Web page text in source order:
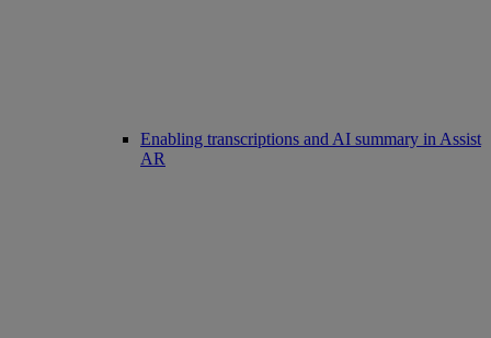
Enabling transcriptions and AI summary in Assist
AR